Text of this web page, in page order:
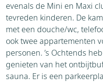
evenals de Mini en Maxi
tevreden kinderen. De
met een douche/wc,
ook twee appartementen
personen. ’s Ochtends
genieten van het
sauna. Er is een